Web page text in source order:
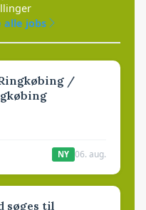
alle jobs
/
NY 06. aug.
søges til